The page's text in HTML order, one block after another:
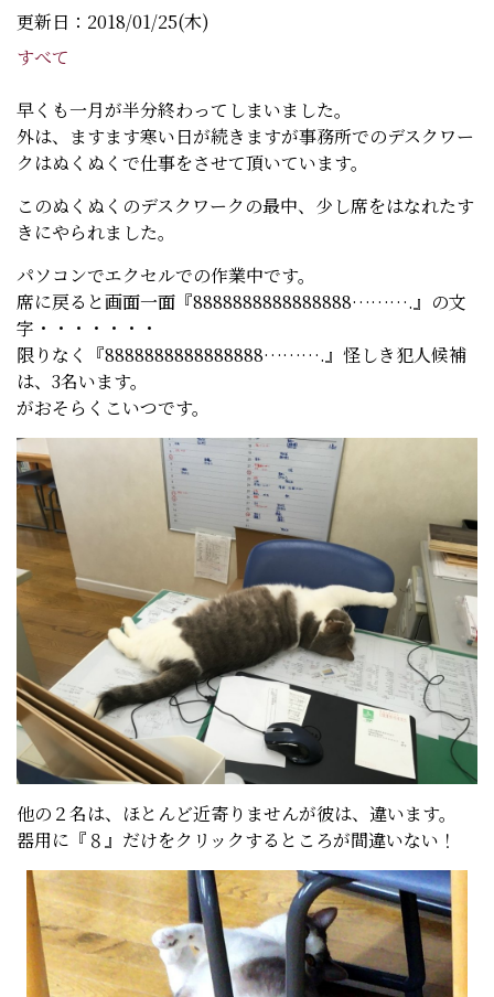
更新日：2018/01/25(木)
すべて
早くも一月が半分終わってしまいました。
外は、ますます寒い日が続きますが事務所でのデスクワー
クはぬくぬくで仕事をさせて頂いています。
このぬくぬくのデスクワークの最中、少し席をはなれたす
きにやられました。
パソコンでエクセルでの作業中です。
席に戻ると画面一面『8888888888888888……….』の文
字・・・・・・・
限りなく『8888888888888888……….』怪しき犯人候補
は、3名います。
がおそらくこいつです。
他の２名は、ほとんど近寄りませんが彼は、違います。
器用に『８』だけをクリックするところが間違いない！